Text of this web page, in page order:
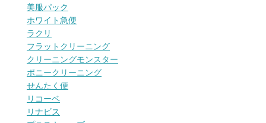
美服パック
ホワイト急便
ラクリ
フラットクリーニング
クリーニングモンスター
ポニークリーニング
せんたく便
リコーベ
リナビス